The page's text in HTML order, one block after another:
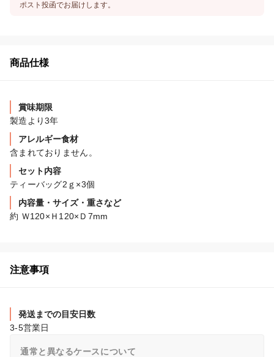
ポスト投函でお届けします。
商品仕様
賞味期限
製造より3年
アレルギー食材
含まれておりません。
セット内容
ティーバッグ2ｇ×3個
内容量・サイズ・重さなど
約 Ｗ120×Ｈ120×Ｄ7mm
注意事項
発送までの目安日数
3-5営業日
通常と異なるケースについて